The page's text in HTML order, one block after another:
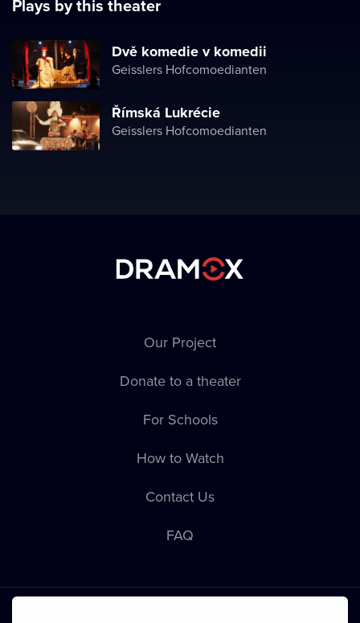
Plays by this theater
Dvě komedie v komedii
Geisslers Hofcomoedianten
Římská Lukrécie
Geisslers Hofcomoedianten
Our Project
Donate to a theater
For Schools
How to Watch
Contact Us
FAQ